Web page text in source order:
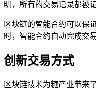
明，所有的交易记录都被
区块链的智能合约可以保
时，智能合约自动完成交
创新交易方式
区块链技术为糖产业带来